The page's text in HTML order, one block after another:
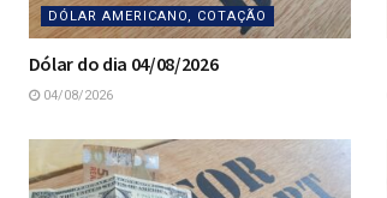
DÓLAR AMERICANO, COTAÇÃO
Dólar do dia 04/08/2026
04/08/2026